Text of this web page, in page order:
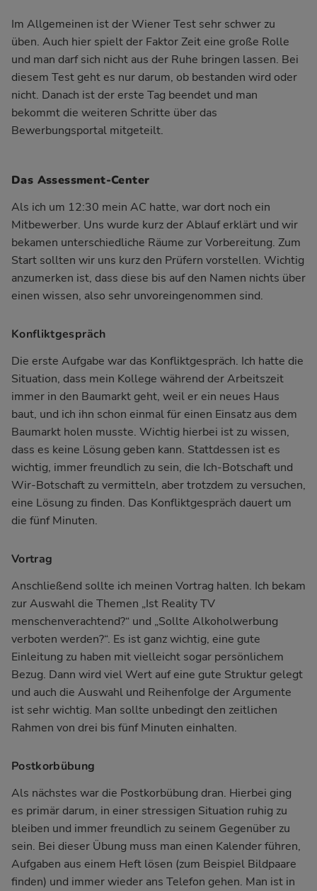
Im Allgemeinen ist der Wiener Test sehr schwer zu
üben. Auch hier spielt der Faktor Zeit eine große Rolle
und man darf sich nicht aus der Ruhe bringen lassen. Bei
diesem Test geht es nur darum, ob bestanden wird oder
nicht. Danach ist der erste Tag beendet und man
bekommt die weiteren Schritte über das
Bewerbungsportal mitgeteilt.
Das Assessment-Center
Als ich um 12:30 mein AC hatte, war dort noch ein
Mitbewerber. Uns wurde kurz der Ablauf erklärt und wir
bekamen unterschiedliche Räume zur Vorbereitung. Zum
Start sollten wir uns kurz den Prüfern vorstellen. Wichtig
anzumerken ist, dass diese bis auf den Namen nichts über
einen wissen, also sehr unvoreingenommen sind.
Konfliktgespräch
Die erste Aufgabe war das Konfliktgespräch. Ich hatte die
Situation, dass mein Kollege während der Arbeitszeit
immer in den Baumarkt geht, weil er ein neues Haus
baut, und ich ihn schon einmal für einen Einsatz aus dem
Baumarkt holen musste. Wichtig hierbei ist zu wissen,
dass es keine Lösung geben kann. Stattdessen ist es
wichtig, immer freundlich zu sein, die Ich-Botschaft und
Wir-Botschaft zu vermitteln, aber trotzdem zu versuchen,
eine Lösung zu finden. Das Konfliktgespräch dauert um
die fünf Minuten.
Vortrag
Anschließend sollte ich meinen Vortrag halten. Ich bekam
zur Auswahl die Themen „Ist Reality TV
menschenverachtend?“ und „Sollte Alkoholwerbung
verboten werden?“. Es ist ganz wichtig, eine gute
Einleitung zu haben mit vielleicht sogar persönlichem
Bezug. Dann wird viel Wert auf eine gute Struktur gelegt
und auch die Auswahl und Reihenfolge der Argumente
ist sehr wichtig. Man sollte unbedingt den zeitlichen
Rahmen von drei bis fünf Minuten einhalten.
Postkorbübung
Als nächstes war die Postkorbübung dran. Hierbei ging
es primär darum, in einer stressigen Situation ruhig zu
bleiben und immer freundlich zu seinem Gegenüber zu
sein. Bei dieser Übung muss man einen Kalender führen,
Aufgaben aus einem Heft lösen (zum Beispiel Bildpaare
finden) und immer wieder ans Telefon gehen. Man ist in